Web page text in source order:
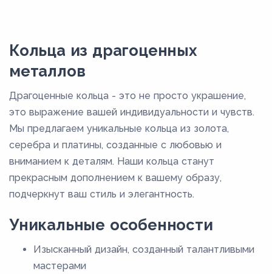
Кольца из драгоценных
металлов
Драгоценные кольца - это не просто украшение,
это выражение вашей индивидуальности и чувств.
Мы предлагаем уникальные кольца из золота,
серебра и платины, созданные с любовью и
вниманием к деталям. Наши кольца станут
прекрасным дополнением к вашему образу,
подчеркнут ваш стиль и элегантность.
Уникальные особенности
Изысканный дизайн, созданный талантливыми
мастерами